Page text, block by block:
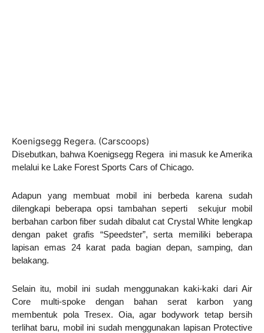
Koenigsegg Regera. (Carscoops)
Disebutkan, bahwa Koenigsegg Regera ini masuk ke Amerika
melalui ke Lake Forest Sports Cars of Chicago.
Adapun yang membuat mobil ini berbeda karena sudah
dilengkapi beberapa opsi tambahan seperti sekujur mobil
berbahan carbon fiber sudah dibalut cat Crystal White lengkap
dengan paket grafis “Speedster”, serta memiliki beberapa
lapisan emas 24 karat pada bagian depan, samping, dan
belakang.
Selain itu, mobil ini sudah menggunakan kaki-kaki dari Air
Core multi-spoke dengan bahan serat karbon yang
membentuk pola Tresex. Oia, agar bodywork tetap bersih
terlihat baru, mobil ini sudah menggunakan lapisan Protective